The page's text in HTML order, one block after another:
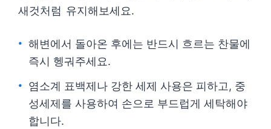
새것처럼 유지해보세요.
해변에서 돌아온 후에는 반드시 흐르는 찬물에
즉시 헹궈주세요.
염소계 표백제나 강한 세제 사용은 피하고, 중
성세제를 사용하여 손으로 부드럽게 세탁해야
합니다.